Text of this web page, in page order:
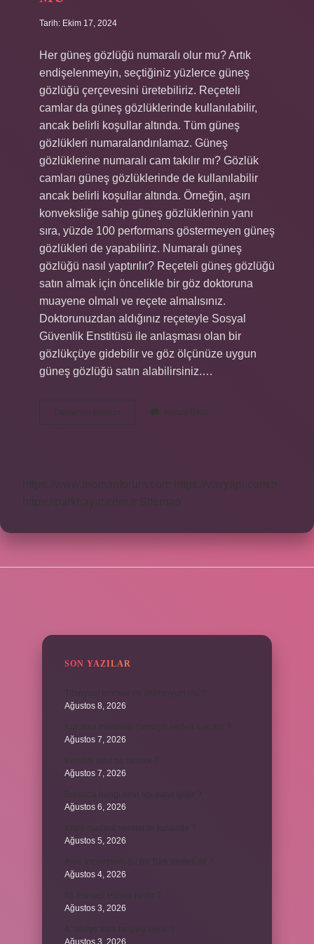
Tarih: Ekim 17, 2024
Her güneş gözlüğü numaralı olur mu? Artık
endişelenmeyin, seçtiğiniz yüzlerce güneş
gözlüğü çerçevesini üretebiliriz. Reçeteli
camlar da güneş gözlüklerinde kullanılabilir,
ancak belirli koşullar altında. Tüm güneş
gözlükleri numaralandırılamaz. Güneş
gözlüklerine numaralı cam takılır mı? Gözlük
camları güneş gözlüklerinde de kullanılabilir
ancak belirli koşullar altında. Örneğin, aşırı
konveksliğe sahip güneş gözlüklerinin yanı
sıra, yüzde 100 performans göstermeyen güneş
gözlükleri de yapabiliriz. Numaralı güneş
gözlüğü nasıl yaptırılır? Reçeteli güneş gözlüğü
satın almak için öncelikle bir göz doktoruna
muayene olmalı ve reçete almalısınız.
Doktorunuzdan aldığınız reçeteyle Sosyal
Güvenlik Enstitüsü ile anlaşması olan bir
gözlükçüye gidebilir ve göz ölçünüze uygun
güneş gözlüğü satın alabilirsiniz.…
Yorum Bırak
https://www.teomanforum.com
https://vavyapi.com.tr
https://parkhayat.com.tr
Sitemap
SON YAZILAR
Ağustos 8, 2026
Ağustos 7, 2026
Ağustos 7, 2026
Ağustos 6, 2026
Ağustos 5, 2026
Ağustos 4, 2026
Ağustos 3, 2026
Ağustos 3, 2026